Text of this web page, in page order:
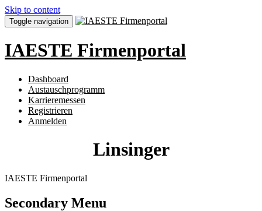
Skip to content
Toggle navigation
IAESTE Firmenportal
Dashboard
Austauschprogramm
Karrieremessen
Registrieren
Anmelden
Linsinger
IAESTE Firmenportal
Secondary Menu